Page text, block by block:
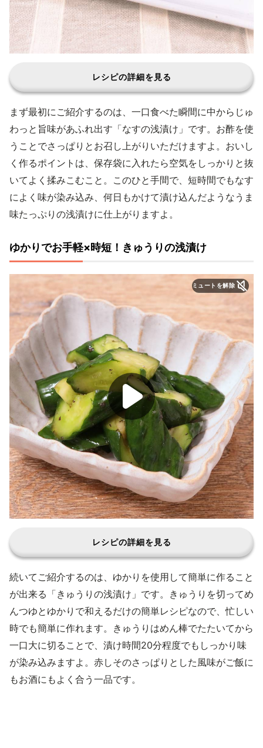
レシピの詳細を見る
まず最初にご紹介するのは、一口食べた瞬間に中からじゅ
わっと旨味があふれ出す「なすの浅漬け」です。お酢を使
うことでさっぱりとお召し上がりいただけますよ。おいし
く作るポイントは、保存袋に入れたら空気をしっかりと抜
いてよく揉みこむこと。このひと手間で、短時間でもなす
によく味が染み込み、何日もかけて漬け込んだようなうま
味たっぷりの浅漬けに仕上がりますよ。
ゆかりでお手軽×時短！きゅうりの浅漬け
ミュートを解除
レシピの詳細を見る
続いてご紹介するのは、ゆかりを使用して簡単に作ること
が出来る「きゅうりの浅漬け」です。きゅうりを切ってめ
んつゆとゆかりで和えるだけの簡単レシピなので、忙しい
時でも簡単に作れます。きゅうりはめん棒でたたいてから
一口大に切ることで、漬け時間20分程度でもしっかり味
が染み込みますよ。赤しそのさっぱりとした風味がご飯に
もお酒にもよく合う一品です。